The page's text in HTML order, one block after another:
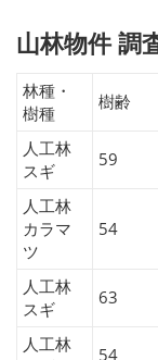
山林物件 調
林種・
樹種
樹齢
人工林
スギ
59
人工林
カラマ
ツ
54
人工林
スギ
63
人工林
54